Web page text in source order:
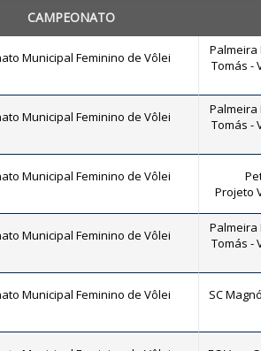
CAMPEONATO
Municipal Feminino de Vôlei
Palmeira
Tomás -
Municipal Feminino de Vôlei
Palmeira
Tomás -
Municipal Feminino de Vôlei
Projeto
Municipal Feminino de Vôlei
Palmeira
Tomás -
Municipal Feminino de Vôlei
SC